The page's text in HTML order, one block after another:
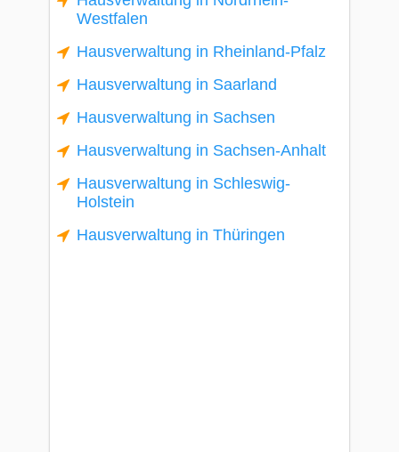
Westfalen
Hausverwaltung in Rheinland-Pfalz
Hausverwaltung in Saarland
Hausverwaltung in Sachsen
Hausverwaltung in Sachsen-Anhalt
Hausverwaltung in Schleswig-
Holstein
Hausverwaltung in Thüringen